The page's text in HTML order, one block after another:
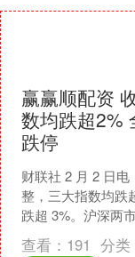
赢赢顺配资
数均跌超2%
跌停
财联社 2 月 2 日
整，三大指数均跌
跌超 3%。沪深两
较上一个交易日缩
查看： 191 分类